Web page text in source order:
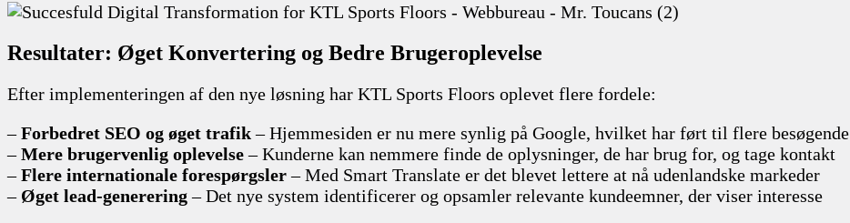
Resultater: Øget Konvertering og Bedre Brugeroplevelse
Efter implementeringen af den nye løsning har KTL Sports Floors oplevet flere fordele:
–Forbedret SEO og øget trafik– Hjemmesiden er nu mere synlig på Google, hvilket har ført til flere besøgende
–Mere brugervenlig oplevelse– Kunderne kan nemmere finde de oplysninger, de har brug for, og tage kontakt
–Flere internationale forespørgsler– Med Smart Translate er det blevet lettere at nå udenlandske markeder
– Øget lead-generering– Det nye system identificerer og opsamler relevante kundeemner, der viser interesse